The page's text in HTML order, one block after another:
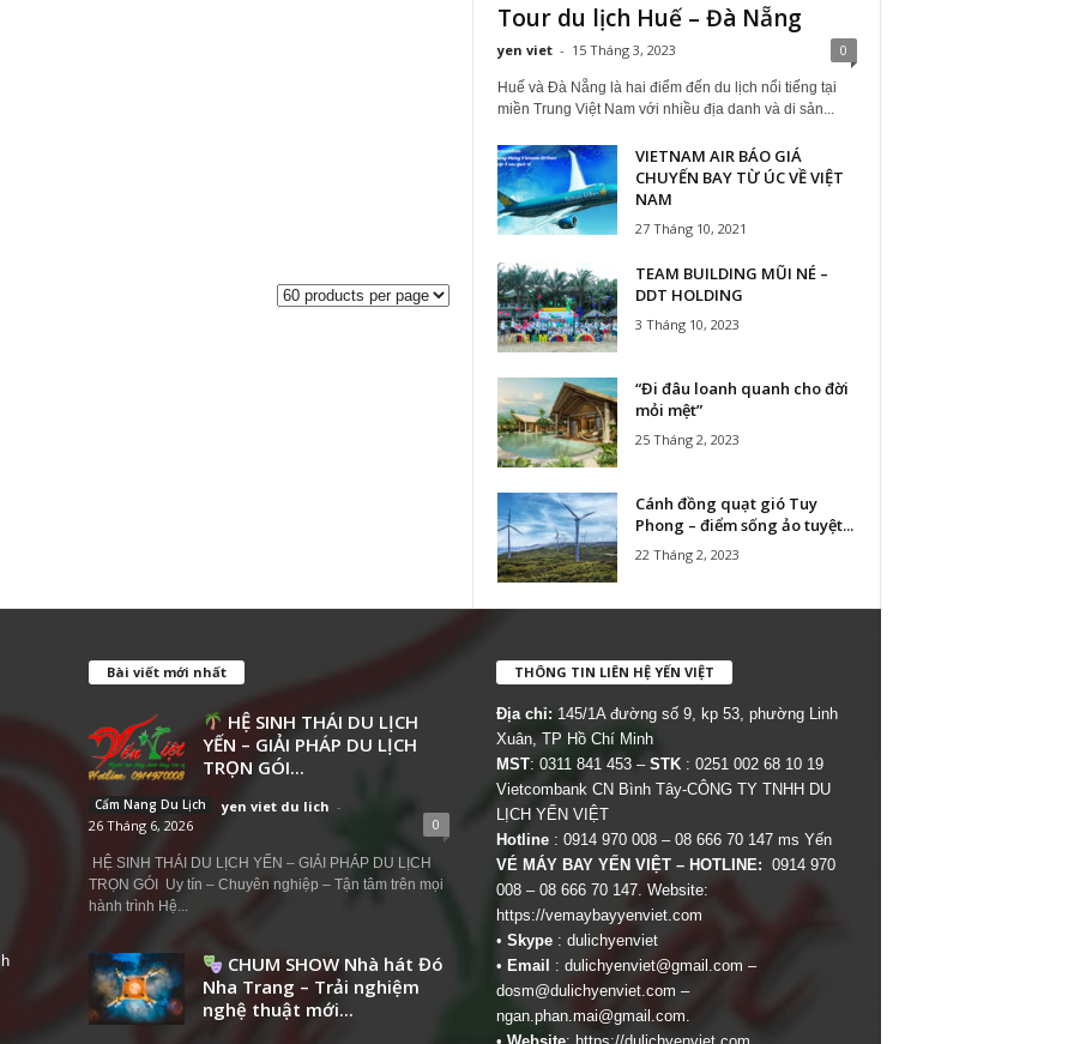
Tour du lịch Huế – Đà Nẵng
yen viet - 15 Tháng 3, 2023 0
Huế và Đà Nẵng là hai điểm đến du lịch nổi tiếng tại
miền Trung Việt Nam với nhiều địa danh và di sản...
VIETNAM AIR BÁO GIÁ
CHUYẾN BAY TỪ ÚC VỀ VIỆT
NAM
27 Tháng 10, 2021
TEAM BUILDING MŨI NÉ –
DDT HOLDING
3 Tháng 10, 2023
“Đi đâu loanh quanh cho đời
mỏi mệt”
25 Tháng 2, 2023
Cánh đồng quạt gió Tuy
Phong – điểm sống ảo tuyệt...
22 Tháng 2, 2023
Bài viết mới nhất
HỆ SINH THÁI DU LỊCH
YẾN – GIẢI PHÁP DU LỊCH
TRỌN GÓI...
Cẩm Nang Du Lịch yen viet du lich -
26 Tháng 6, 2026
0
HỆ SINH THÁI DU LỊCH YẾN – GIẢI PHÁP DU LỊCH
TRỌN GÓI Uy tín – Chuyên nghiệp – Tận tâm trên mọi
hành trình Hệ...
CHUM SHOW Nhà hát Đó
Nha Trang – Trải nghiệm
nghệ thuật mới...
THÔNG TIN LIÊN HỆ YẾN VIỆT
Địa chỉ: 145/1A đường số 9, kp 53, phường Linh
Xuân, TP Hồ Chí Minh
MST: 0311 841 453 – STK: 0251 002 68 10 19
Vietcombank CN Bình Tây-CÔNG TY TNHH DU
LỊCH YẾN VIỆT
Hotline : 0914 970 008 – 08 666 70 147 ms Yến
VÉ MÁY BAY YẾN VIỆT – HOTLINE: 0914 970
008 – 08 666 70 147. Website:
https://vemaybayyenviet.com
• Skype: dulichyenviet
• Email : dulichyenviet@gmail.com –
dosm@dulichyenviet.com –
ngan.phan.mai@gmail.com